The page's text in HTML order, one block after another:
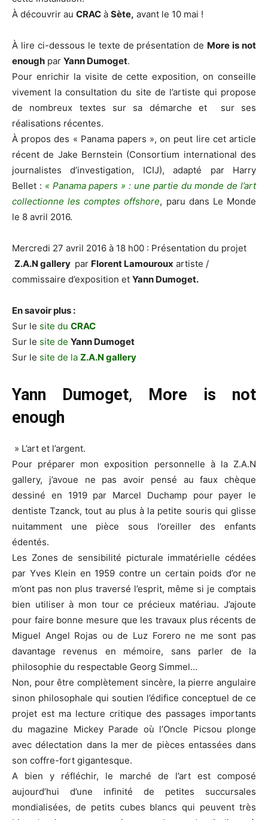
À découvrir au CRAC à Sète, avant le 10 mai !
À lire ci-dessous le texte de présentation de More is not
enough par Yann Dumoget.
Pour enrichir la visite de cette exposition, on conseille
vivement la consultation du site de l’artiste qui propose
de nombreux textes sur sa démarche et sur ses
réalisations récentes.
À propos des « Panama papers », on peut lire cet article
récent de Jake Bernstein (Consortium international des
journalistes d’investigation, ICIJ), adapté par Harry
Bellet : « Panama papers » : une partie du monde de l’art
collectionne les comptes offshore, paru dans Le Monde
le 8 avril 2016.
Mercredi 27 avril 2016 à 18 h00 : Présentation du projet
Z.A.N gallery par Florent Lamouroux artiste /
commissaire d’exposition et Yann Dumoget.
En savoir plus :
Sur le site du CRAC
Sur le site de Yann Dumoget
Sur le site de la Z.A.N gallery
Yann Dumoget, More is not
enough
» L’art et l’argent.
Pour préparer mon exposition personnelle à la Z.A.N
gallery, j’avoue ne pas avoir pensé au faux chèque
dessiné en 1919 par Marcel Duchamp pour payer le
dentiste Tzanck, tout au plus à la petite souris qui glisse
nuitamment une pièce sous l’oreiller des enfants
édentés.
Les Zones de sensibilité picturale immatérielle cédées
par Yves Klein en 1959 contre un certain poids d’or ne
m’ont pas non plus traversé l’esprit, même si je comptais
bien utiliser à mon tour ce précieux matériau. J’ajoute
pour faire bonne mesure que les travaux plus récents de
Miguel Angel Rojas ou de Luz Forero ne me sont pas
davantage revenus en mémoire, sans parler de la
philosophie du respectable Georg Simmel…
Non, pour être complètement sincère, la pierre angulaire
sinon philosophale qui soutien l’édifice conceptuel de ce
projet est ma lecture critique des passages importants
du magazine Mickey Parade où l’Oncle Picsou plonge
avec délectation dans la mer de pièces entassées dans
son coffre-fort gigantesque.
A bien y réfléchir, le marché de l’art est composé
aujourd’hui d’une infinité de petites succursales
mondialisées, de petits cubes blancs qui peuvent très